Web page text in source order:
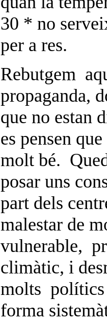
30 * no
per a res.
Rebutgem
propaganda,
que no estan
es pensen
molt bé.
posar uns
part dels
malestar de
vulnerable,
climàtic, i
molts polítics
forma